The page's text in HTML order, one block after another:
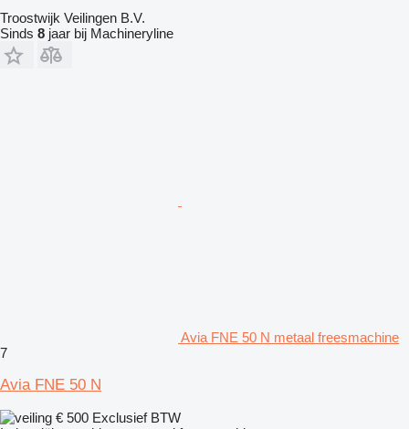
Troostwijk Veilingen B.V.
Sinds 8 jaar bij Machineryline
Avia FNE 50 N metaal freesmachine
7
Avia FNE 50 N
€ 500 Exclusief BTW